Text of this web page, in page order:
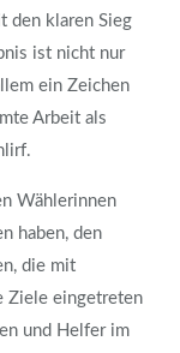
den klaren Sieg
ist nicht nur
ein Zeichen
Arbeit als
Wählerinnen
haben, den
die mit
Ziele eingetreten
und Helfer im